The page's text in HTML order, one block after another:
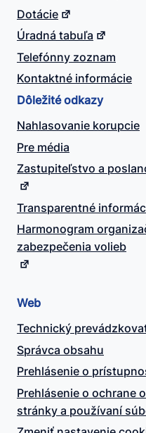
Dotácie
Úradná tabuľa
Telefónny zoznam
Kontaktné informácie
Dôležité odkazy
Nahlasovanie korupcie
Pre média
Zastupiteľstvo a
Transparentné
Harmonogram
zabezpečenia volieb
Web
Technický
Správca obsahu
Prehlásenie o
Prehlásenie o ochrane
stránky a používaní